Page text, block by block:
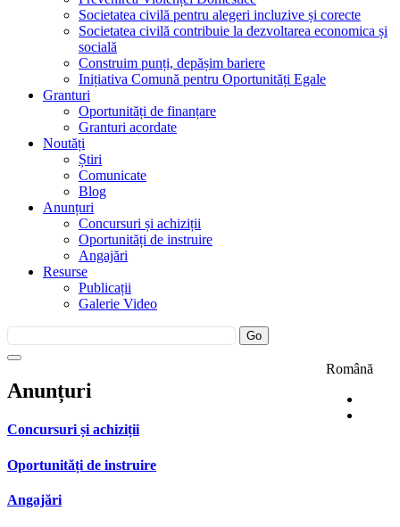
Societatea civilă pentru alegeri incluzive și corecte
Societatea civilă contribuie la dezvoltarea economica și
socială
Construim punți, depășim bariere
Inițiativa Comună pentru Oportunități Egale
Granturi
Oportunități de finanțare
Granturi acordate
Noutăți
Știri
Comunicate
Blog
Anunțuri
Concursuri și achiziții
Oportunități de instruire
Angajări
Resurse
Publicații
Galerie Video
Română
Anunțuri
Concursuri și achiziții
Oportunități de instruire
Angajări